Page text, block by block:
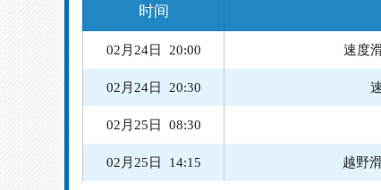
时间
02月24日 20:00 速度
02月24日 20:30
02月25日 08:30
02月25日 14:15 越野